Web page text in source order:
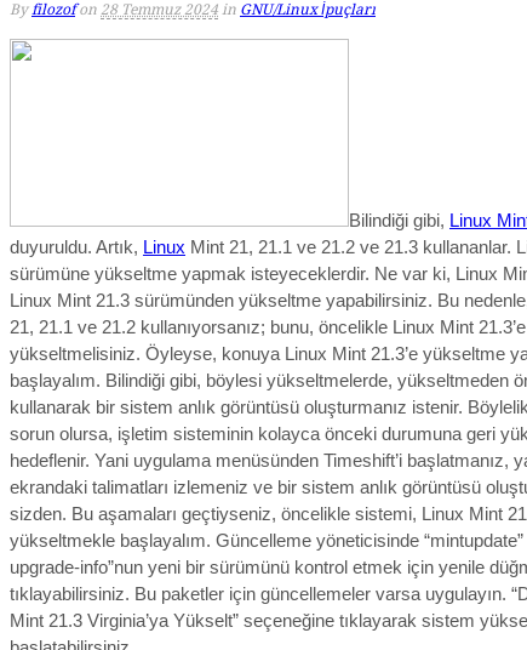
By filozof on 28 Temmuz 2024 in GNU/Linux İpuçları
Bilindiği gibi, Linux
duyuruldu. Artık, Linux Mint 21, 21.1 ve 21.2 ve 21.3 kullananlar.
sürümüne yükseltme yapmak isteyeceklerdir. Ne var ki, Linux
Linux Mint 21.3 sürümünden yükseltme yapabilirsiniz. Bu
21, 21.1 ve 21.2 kullanıyorsanız; bunu, öncelikle Linux Mint 21.3’e
yükseltmelisiniz. Öyleyse, konuya Linux Mint 21.3’e yükseltme
başlayalım. Bilindiği gibi, böylesi yükseltmelerde, yükseltmeden
kullanarak bir sistem anlık görüntüsü oluşturmanız istenir.
sorun olursa, işletim sisteminin kolayca önceki durumuna geri
hedeflenir. Yani uygulama menüsünden Timeshift’i başlatmanız,
ekrandaki talimatları izlemeniz ve bir sistem anlık görüntüsü
sizden. Bu aşamaları geçtiyseniz, öncelikle sistemi, Linux Mint
yükseltmekle başlayalım. Güncelleme yöneticisinde
upgrade-info”nun yeni bir sürümünü kontrol etmek için yenile
tıklayabilirsiniz. Bu paketler için güncellemeler varsa uygulayın.
Mint 21.3 Virginia’ya Yükselt” seçeneğine tıklayarak sistem